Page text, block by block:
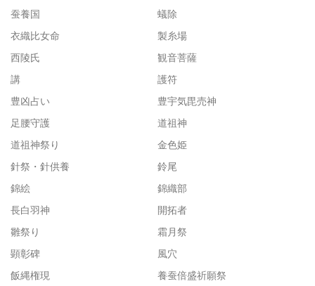
蚕養国
蟻除
衣織比女命
製糸場
西陵氏
観音菩薩
講
護符
豊凶占い
豊宇気毘売神
足腰守護
道祖神
道祖神祭り
金色姫
針祭・針供養
鈴尾
錦絵
錦織部
長白羽神
開拓者
雛祭り
霜月祭
顕彰碑
風穴
飯縄権現
養蚕倍盛祈願祭